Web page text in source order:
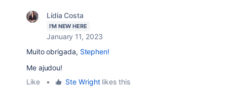
Lídia Costa
I'M NEW HERE
January 11, 2023
Muito obrigada, Stephen!
Me ajudou!
Like
• Ste Wrightlikes this